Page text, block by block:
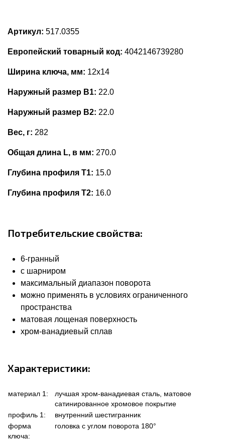
Артикул: 517.0355
Европейский товарный код: 4042146739280
Ширина ключа, мм: 12x14
Наружный размер В1: 22.0
Наружный размер В2: 22.0
Вес, г: 282
Общая длина L, в мм: 270.0
Глубина профиля T1: 15.0
Глубина профиля T2: 16.0
Потребительские свойства:
6-гранный
с шарниром
максимальный диапазон поворота
можно применять в условиях ограниченного
пространства
матовая лощеная поверхность
хром-ванадиевый сплав
Характеристики:
материал 1:
лучшая хром-ванадиевая сталь, матовое
сатинированное хромовое покрытие
профиль 1:
внутренний шестигранник
форма
ключа:
головка с углом поворота 180°